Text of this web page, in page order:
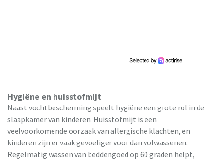
Hygiëne en huisstofmijt
Naast vochtbescherming speelt hygiëne een grote rol in de
slaapkamer van kinderen. Huisstofmijt is een
veelvoorkomende oorzaak van allergische klachten, en
kinderen zijn er vaak gevoeliger voor dan volwassenen.
Regelmatig wassen van beddengoed op 60 graden helpt,